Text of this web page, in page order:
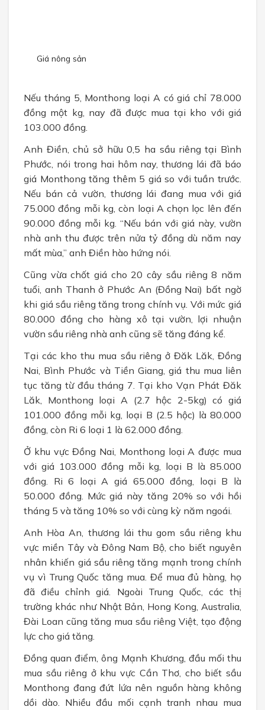
Chính sách bán hàng
TUYỂN DỤNG
Giá nông sản
Nếu tháng 5, Monthong loại A có giá chỉ 78.000
đồng một kg, nay đã được mua tại kho với giá
103.000 đồng.
Anh Điền, chủ sở hữu 0,5 ha sầu riêng tại Bình
Phước, nói trong hai hôm nay, thương lái đã báo
giá Monthong tăng thêm 5 giá so với tuần trước.
Nếu bán cả vườn, thương lái đang mua với giá
75.000 đồng mỗi kg, còn loại A chọn lọc lên đến
90.000 đồng mỗi kg. “Nếu bán với giá này, vườn
nhà anh thu được trên nửa tỷ đồng dù năm nay
mất mùa,” anh Điền hào hứng nói.
Cũng vừa chốt giá cho 20 cây sầu riêng 8 năm
tuổi, anh Thanh ở Phước An (Đồng Nai) bất ngờ
khi giá sầu riêng tăng trong chính vụ. Với mức giá
80.000 đồng cho hàng xô tại vườn, lợi nhuận
vườn sầu riêng nhà anh cũng sẽ tăng đáng kể.
Tại các kho thu mua sầu riêng ở Đăk Lăk, Đồng
Nai, Bình Phước và Tiền Giang, giá thu mua liên
tục tăng từ đầu tháng 7. Tại kho Vạn Phát Đăk
Lăk, Monthong loại A (2.7 hộc 2-5kg) có giá
101.000 đồng mỗi kg, loại B (2.5 hộc) là 80.000
đồng, còn Ri 6 loại 1 là 62.000 đồng.
Ở khu vực Đồng Nai, Monthong loại A được mua
với giá 103.000 đồng mỗi kg, loại B là 85.000
đồng. Ri 6 loại A giá 65.000 đồng, loại B là
50.000 đồng. Mức giá này tăng 20% so với hồi
tháng 5 và tăng 10% so với cùng kỳ năm ngoái.
Anh Hòa An, thương lái thu gom sầu riêng khu
vực miền Tây và Đông Nam Bộ, cho biết nguyên
nhân khiến giá sầu riêng tăng mạnh trong chính
vụ vì Trung Quốc tăng mua. Để mua đủ hàng, họ
đã điều chỉnh giá. Ngoài Trung Quốc, các thị
trường khác như Nhật Bản, Hong Kong, Australia,
Đài Loan cũng tăng mua sầu riêng Việt, tạo động
lực cho giá tăng.
Đồng quan điểm, ông Mạnh Khương, đầu mối thu
mua sầu riêng ở khu vực Cần Thơ, cho biết sầu
Monthong đang đứt lứa nên nguồn hàng không
dồi dào. Nhiều đầu mối cạnh tranh nhau mua